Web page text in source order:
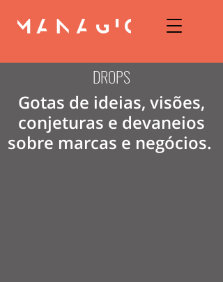
DROPS
Gotas de ideias, visões,
conjeturas e devaneios
sobre marcas e negócios.